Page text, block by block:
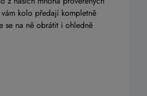
kolo předají kompletně
se na ně obrátit i ohledně